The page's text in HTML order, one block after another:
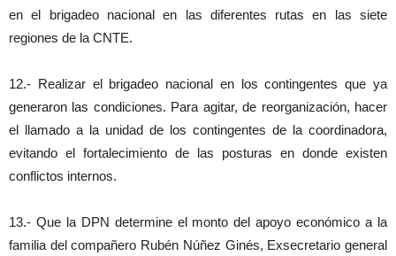
en el brigadeo nacional en las diferentes rutas en las siete
regiones de la CNTE.
12.- Realizar el brigadeo nacional en los contingentes que ya
generaron las condiciones. Para agitar, de reorganización, hacer
el llamado a la unidad de los contingentes de la coordinadora,
evitando el fortalecimiento de las posturas en donde existen
conflictos internos.
13.- Que la DPN determine el monto del apoyo económico a la
familia del compañero Rubén Núñez Ginés, Exsecretario general